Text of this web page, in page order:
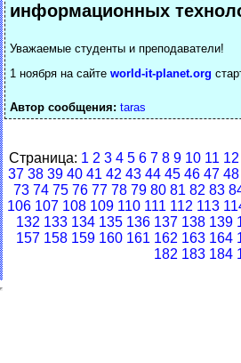
информационных
Уважаемые студенты и преподаватели!
1 ноября на сайте world-it-planet.org
Автор сообщения: taras
Страница: 1 2 3 4 5 6 7 8 9 10 11 12
37 38 39 40 41 42 43 44 45 46 47 48
73 74 75 76 77 78 79 80 81 82 83
106 107 108 109 110 111 112 113
132 133 134 135 136 137 138 139
157 158 159 160 161 162 163 164
182 183 184